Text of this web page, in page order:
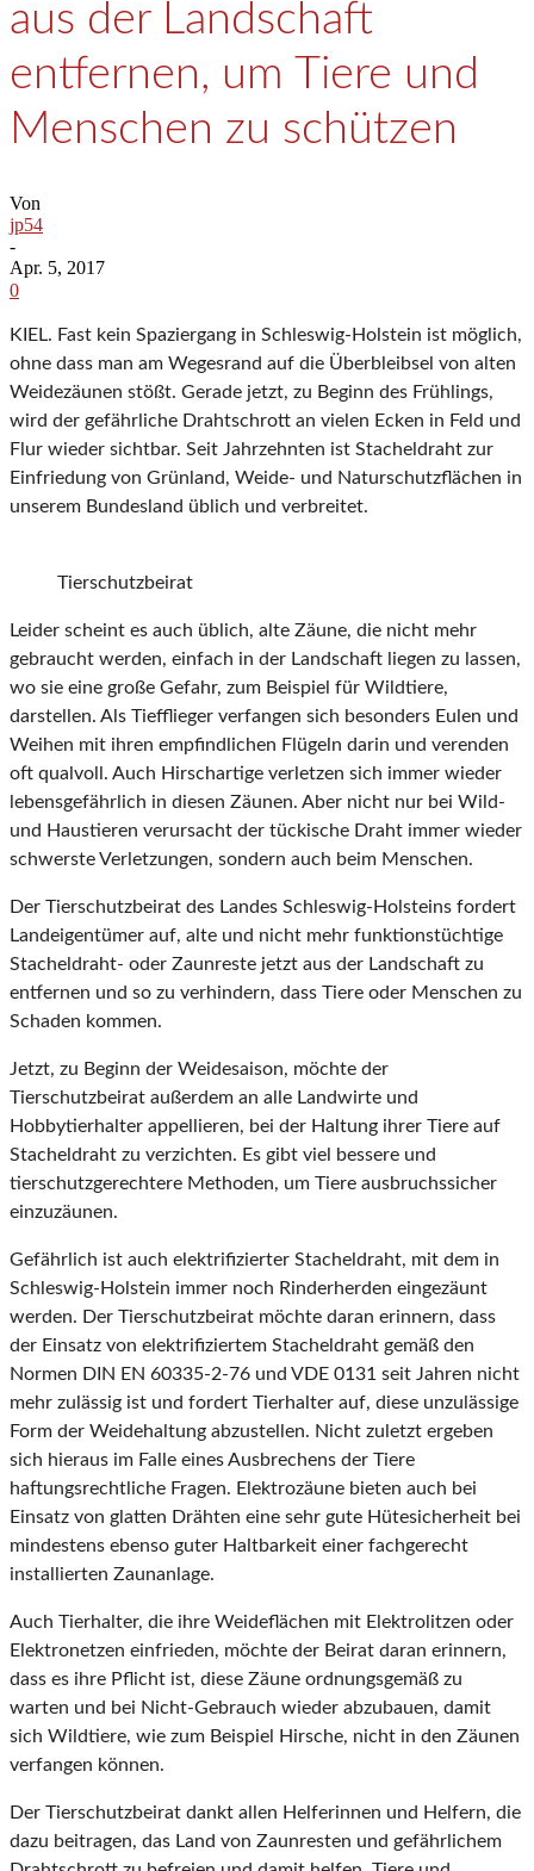
aus der Landschaft
entfernen, um Tiere und
Menschen zu schützen
Von
jp54
-
Apr. 5, 2017
0
KIEL. Fast kein Spaziergang in Schleswig-Holstein ist möglich,
ohne dass man am Wegesrand auf die Überbleibsel von alten
Weidezäunen stößt. Gerade jetzt, zu Beginn des Frühlings,
wird der gefährliche Drahtschrott an vielen Ecken in Feld und
Flur wieder sichtbar. Seit Jahrzehnten ist Stacheldraht zur
Einfriedung von Grünland, Weide- und Naturschutzflächen in
unserem Bundesland üblich und verbreitet.
Tierschutzbeirat
Leider scheint es auch üblich, alte Zäune, die nicht mehr
gebraucht werden, einfach in der Landschaft liegen zu lassen,
wo sie eine große Gefahr, zum Beispiel für Wildtiere,
darstellen. Als Tiefflieger verfangen sich besonders Eulen und
Weihen mit ihren empfindlichen Flügeln darin und verenden
oft qualvoll. Auch Hirschartige verletzen sich immer wieder
lebensgefährlich in diesen Zäunen. Aber nicht nur bei Wild-
und Haustieren verursacht der tückische Draht immer wieder
schwerste Verletzungen, sondern auch beim Menschen.
Der Tierschutzbeirat des Landes Schleswig-Holsteins fordert
Landeigentümer auf, alte und nicht mehr funktionstüchtige
Stacheldraht- oder Zaunreste jetzt aus der Landschaft zu
entfernen und so zu verhindern, dass Tiere oder Menschen zu
Schaden kommen.
Jetzt, zu Beginn der Weidesaison, möchte der
Tierschutzbeirat außerdem an alle Landwirte und
Hobbytierhalter appellieren, bei der Haltung ihrer Tiere auf
Stacheldraht zu verzichten. Es gibt viel bessere und
tierschutzgerechtere Methoden, um Tiere ausbruchssicher
einzuzäunen.
Gefährlich ist auch elektrifizierter Stacheldraht, mit dem in
Schleswig-Holstein immer noch Rinderherden eingezäunt
werden. Der Tierschutzbeirat möchte daran erinnern, dass
der Einsatz von elektrifiziertem Stacheldraht gemäß den
Normen DIN EN 60335-2-76 und VDE 0131 seit Jahren nicht
mehr zulässig ist und fordert Tierhalter auf, diese unzulässige
Form der Weidehaltung abzustellen. Nicht zuletzt ergeben
sich hieraus im Falle eines Ausbrechens der Tiere
haftungsrechtliche Fragen. Elektrozäune bieten auch bei
Einsatz von glatten Drähten eine sehr gute Hütesicherheit bei
mindestens ebenso guter Haltbarkeit einer fachgerecht
installierten Zaunanlage.
Auch Tierhalter, die ihre Weideflächen mit Elektrolitzen oder
Elektronetzen einfrieden, möchte der Beirat daran erinnern,
dass es ihre Pflicht ist, diese Zäune ordnungsgemäß zu
warten und bei Nicht-Gebrauch wieder abzubauen, damit
sich Wildtiere, wie zum Beispiel Hirsche, nicht in den Zäunen
verfangen können.
Der Tierschutzbeirat dankt allen Helferinnen und Helfern, die
dazu beitragen, das Land von Zaunresten und gefährlichem